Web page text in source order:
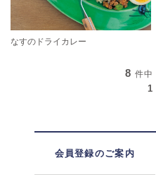
なすのドライカレー
8 件中
1
会員登録のご案内